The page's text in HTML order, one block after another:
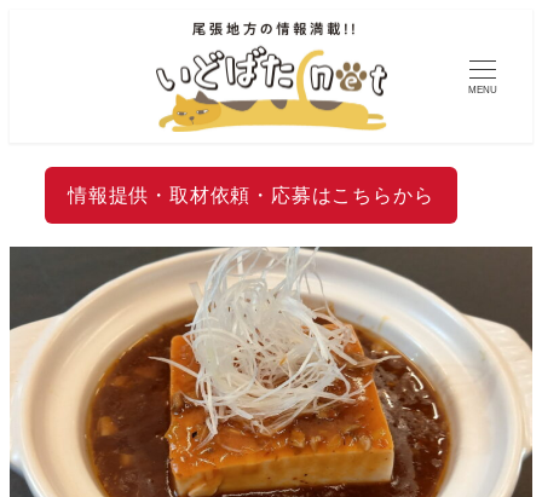
MENU
情報提供・取材依頼・応募はこちらから